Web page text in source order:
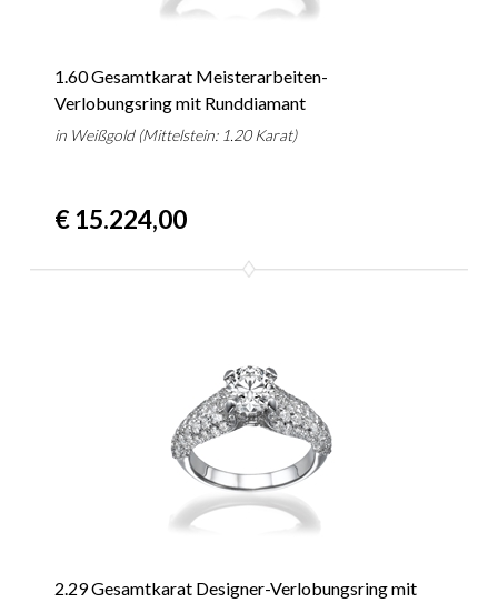
1.60 Gesamtkarat Meisterarbeiten-
Verlobungsring mit Runddiamant
in Weißgold (Mittelstein: 1.20 Karat)
€ 15.224,00
2.29 Gesamtkarat Designer-Verlobungsring mit